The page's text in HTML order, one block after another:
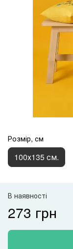
Розмір, см
100х135 см.
В наявності
273 грн